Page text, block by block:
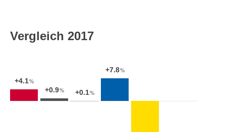
Vergleich 2017
+4.1%
+0.9% +0.1%
+7.8%